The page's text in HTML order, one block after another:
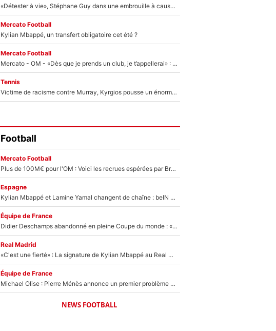
«Détester à vie», Stéphane Guy dans une embrouille à cause du PSG !
Mercato Football
Kylian Mbappé, un transfert obligatoire cet été ?
Mercato Football
Mercato - OM - «Dès que je prends un club, je t’appellerai» : La promesse de Marcelino au moment de claquer la porte
Tennis
Victime de racisme contre Murray, Kyrgios pousse un énorme coup de gueule !
Football
Mercato Football
Plus de 100M€ pour l'OM : Voici les recrues espérées par Bruno Genesio et Grégory Lorenzi après l’opération dégraissage
Espagne
Kylian Mbappé et Lamine Yamal changent de chaîne : beIN SPORTS ne digère pas cette décision historique et prédit un fiasco pour la Liga
Équipe de France
Didier Deschamps abandonné en pleine Coupe du monde : «La FFF était déjà passée à Zinedine Zidane»
Real Madrid
«C'est une fierté» : La signature de Kylian Mbappé au Real Madrid continue de régaler l'Espagne
Équipe de France
Michael Olise : Pierre Ménès annonce un premier problème pour Zinedine Zidane en équipe de France
NEWS FOOTBALL